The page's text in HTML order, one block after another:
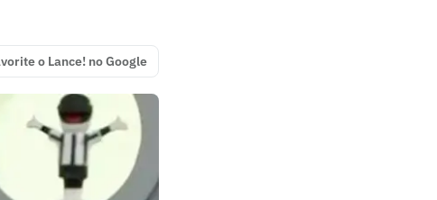
o Lance! no Google